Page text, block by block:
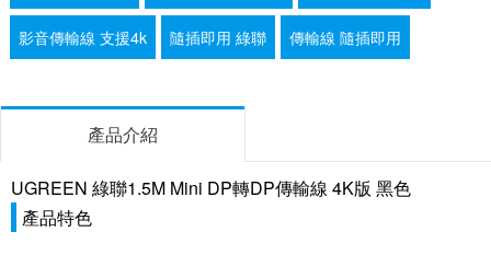
影音傳輸線 支援4k 隨插即用 綠聯 傳輸線 隨插即用
產品介紹
UGREEN 綠聯1.5M Mini DP轉DP傳輸線 4K版 黑色
產品特色